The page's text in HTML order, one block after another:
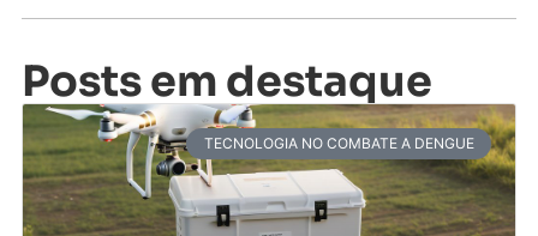
Posts em destaque
TECNOLOGIA NO COMBATE A DENGUE